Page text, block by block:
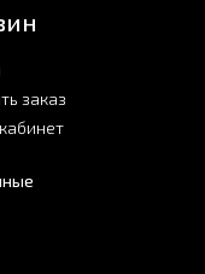
заказ